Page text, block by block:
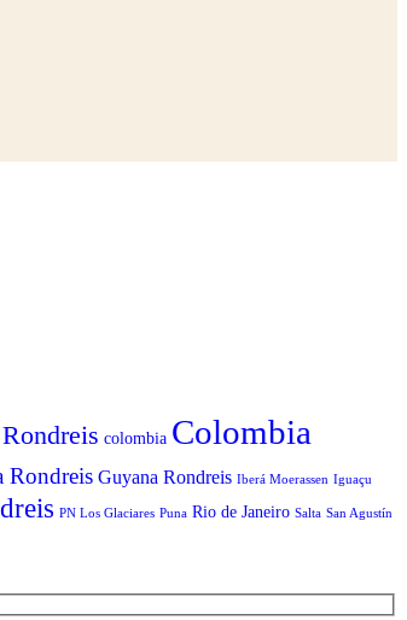
colombia Colombia
Rondreis Guyana Rondreis Iberá Moerassen Iguaçu
PN Los Glaciares Puna Rio de Janeiro Salta San Agustín